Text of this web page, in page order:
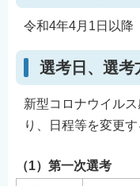
令和4年4月1日以降
選考日、選考
新型コロナウイル
り、日程等を変更
（1）第一次選考